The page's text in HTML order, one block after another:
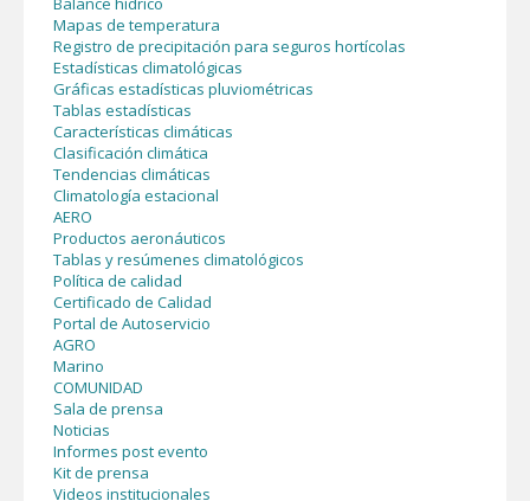
Mapas de temperatura
Registro de precipitación para seguros hortícolas
Estadísticas climatológicas
Gráficas estadísticas pluviométricas
Tablas estadísticas
Características climáticas
Clasificación climática
Tendencias climáticas
Climatología estacional
AERO
Productos aeronáuticos
Tablas y resúmenes climatológicos
Política de calidad
Certificado de Calidad
Portal de Autoservicio
AGRO
Marino
COMUNIDAD
Sala de prensa
Noticias
Informes post evento
Kit de prensa
Videos institucionales